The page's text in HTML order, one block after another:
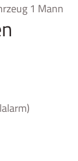
1 Mann